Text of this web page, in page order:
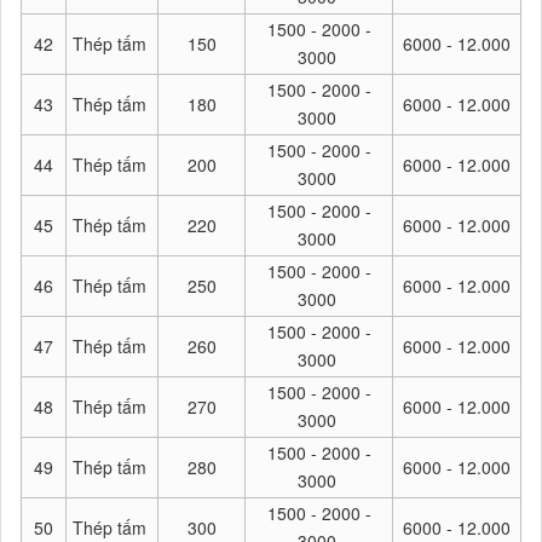
42
Thép tấm 150
1500 - 2000 -
3000
6000 - 12.000
43 Thép tấm 180
1500 - 2000 -
3000
6000 - 12.000
44 Thép tấm 200
1500 - 2000 -
3000
6000 - 12.000
45 Thép tấm 220
1500 - 2000 -
3000
6000 - 12.000
46 Thép tấm 250
1500 - 2000 -
3000
6000 - 12.000
47 Thép tấm 260
1500 - 2000 -
3000
6000 - 12.000
48 Thép tấm 270
1500 - 2000 -
3000
6000 - 12.000
49 Thép tấm 280
1500 - 2000 -
3000
6000 - 12.000
50 Thép tấm 300
1500 - 2000 -
6000 - 12.000